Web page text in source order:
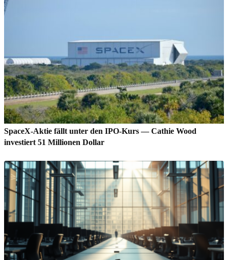
SpaceX-Aktie fällt unter den IPO-Kurs — Cathie Wood
investiert 51 Millionen Dollar